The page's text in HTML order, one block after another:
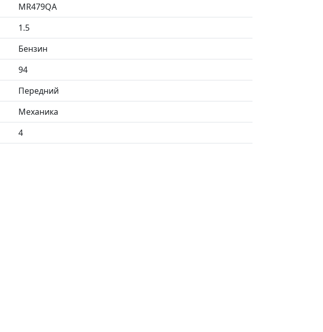
MR479QA
1.5
Бензин
94
Передний
Механика
4